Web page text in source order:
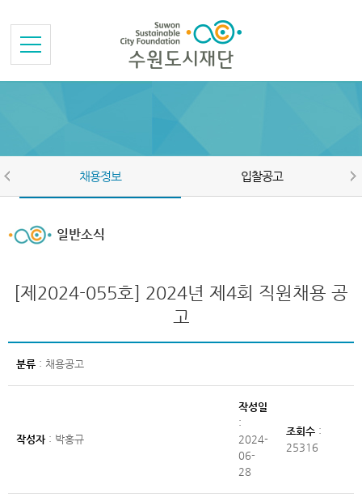
채용정보 입찰공고
일반소식
[제2024-055호] 2024년 제4회 직원채용 공
고
분류 : 채용공고
작성자: 박홍규
작성일
:
2024-
06-
28
조회수 :
25316